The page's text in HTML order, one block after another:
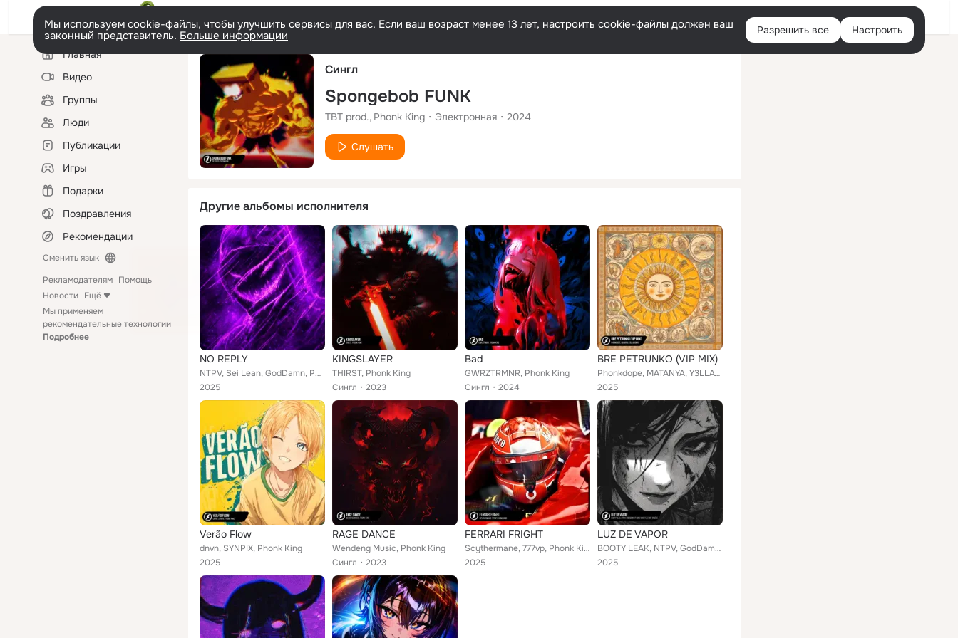
Русский Войти
Мы используем cookie-файлы, чтобы улучшить сервисы для вас. Если ваш возраст менее 13 лет, настроить cookie-файлы должен ваш
законный представитель. Больше информации Разрешить все Настроить
Левая
колонкаГлавная
Видео
Группы
Люди
Публикации
Игры
Подарки
Поздравления
Рекомендации
Сменить язык
Рекламодателям Помощь
Новости Ещё
Мы применяем
рекомендательные технологии
Подробнее
Сингл
Spongebob FUNK
TBT prod. Phonk King Электронная 2024
Слушать
Другие альбомы исполнителя
NO REPLY
NTPV, Sei Lean, GodDamn, Phonk King
2025
KINGSLAYER
THIRST, Phonk King
Сингл
2023
Bad
GWRZTRMNR, Phonk King
Сингл
2024
BRE PETRUNKO (VIP MIX)
Phonkdope, MATANYA, Y3LLAVISION, Phonk King
2025
Verão Flow
dnvn, SYNPIX, Phonk King
2025
RAGE DANCE
Wendeng Music, Phonk King
Сингл
2023
FERRARI FRIGHT
Scythermane, 777vp, Phonk King
2025
LUZ DE VAPOR
BOOTY LEAK, NTPV, GodDamn, Phonk King feat. MC IRMÃO
2025